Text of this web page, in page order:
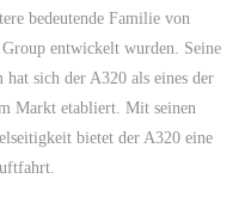
bedeutende Familie von
entwickelt wurden. Seine
sich der A320 als eines der
Markt etabliert. Mit seinen
bietet der A320 eine